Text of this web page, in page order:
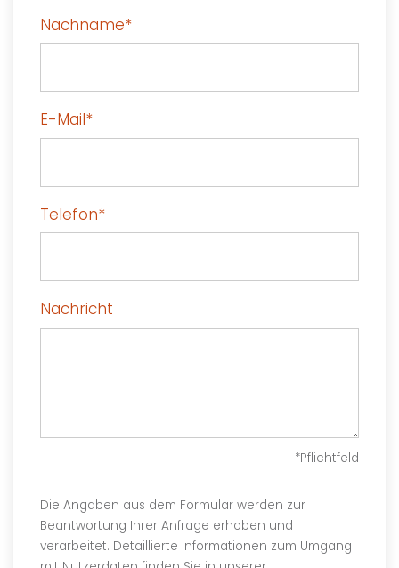
Nachname*
E-Mail*
Telefon*
Nachricht
*Pflichtfeld
Die Angaben aus dem Formular werden zur
Beantwortung Ihrer Anfrage erhoben und
verarbeitet. Detaillierte Informationen zum Umgang